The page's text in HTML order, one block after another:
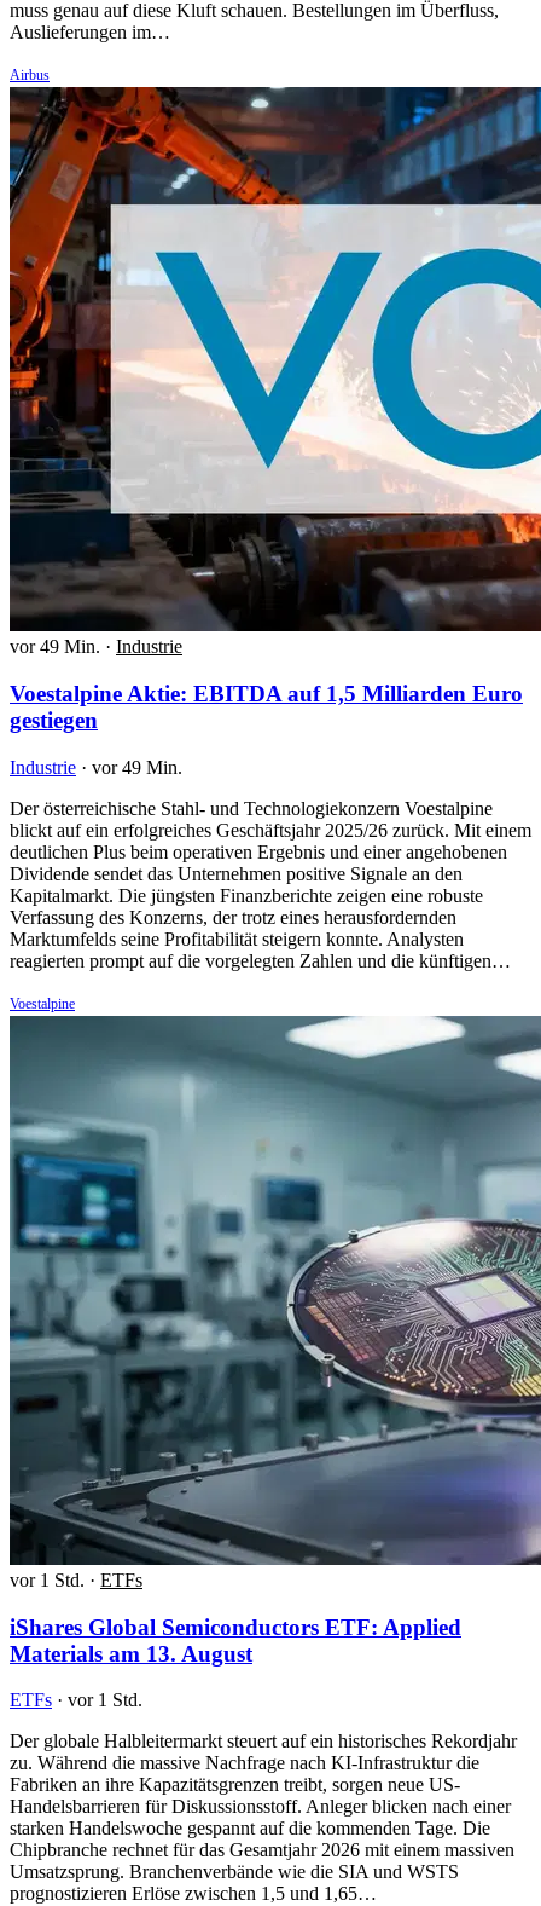
muss genau auf diese Kluft schauen. Bestellungen im Überfluss,
Auslieferungen im…
Airbus
vor 49 Min. · Industrie
Voestalpine Aktie: EBITDA auf 1,5 Milliarden Euro
gestiegen
Industrie · vor 49 Min.
Der österreichische Stahl- und Technologiekonzern Voestalpine
blickt auf ein erfolgreiches Geschäftsjahr 2025/26 zurück. Mit einem
deutlichen Plus beim operativen Ergebnis und einer angehobenen
Dividende sendet das Unternehmen positive Signale an den
Kapitalmarkt. Die jüngsten Finanzberichte zeigen eine robuste
Verfassung des Konzerns, der trotz eines herausfordernden
Marktumfelds seine Profitabilität steigern konnte. Analysten
reagierten prompt auf die vorgelegten Zahlen und die künftigen…
Voestalpine
vor 1 Std. · ETFs
iShares Global Semiconductors ETF: Applied
Materials am 13. August
ETFs · vor 1 Std.
Der globale Halbleitermarkt steuert auf ein historisches Rekordjahr
zu. Während die massive Nachfrage nach KI-Infrastruktur die
Fabriken an ihre Kapazitätsgrenzen treibt, sorgen neue US-
Handelsbarrieren für Diskussionsstoff. Anleger blicken nach einer
starken Handelswoche gespannt auf die kommenden Tage. Die
Chipbranche rechnet für das Gesamtjahr 2026 mit einem massiven
Umsatzsprung. Branchenverbände wie die SIA und WSTS
prognostizieren Erlöse zwischen 1,5 und 1,65…